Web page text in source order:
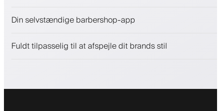
Engager kunder med et loyalitetsprogram
Din selvstændige barbershop-app
Fuldt tilpasselig til at afspejle dit brands stil